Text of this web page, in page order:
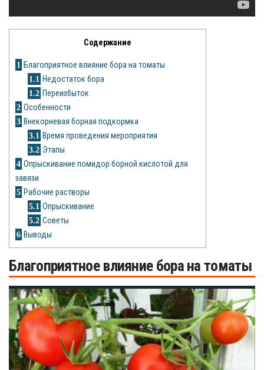
Драцена
Замиокулькас
Петуния
Рецепты
О сайте
Содержание
1 Благоприятное влияние бора на томаты
1.1 Недостаток бора
1.2 Переизбыток
2 Особенности
3 Внекорневая борная подкормка
3.1 Время проведения мероприятия
3.2 Этапы
4 Опрыскивание помидор борной кислотой для
завязи
5 Рабочие растворы
5.1 Опрыскивание
5.2 Советы
6 Выводы
Благоприятное влияние бора на томаты